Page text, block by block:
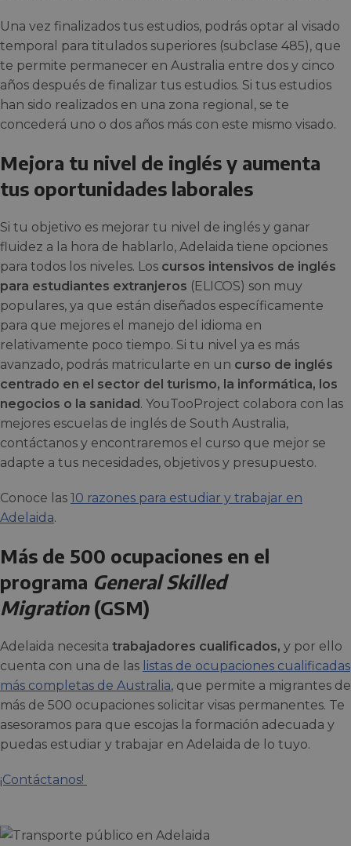
Una vez finalizados tus estudios, podrás optar al visado
temporal para titulados superiores (subclase 485), que
te permite permanecer en Australia entre dos y cinco
años después de finalizar tus estudios. Si tus estudios
han sido realizados en una zona regional, se te
concederá uno o dos años más con este mismo visado.
Mejora tu nivel de inglés y aumenta
tus oportunidades laborales
Si tu objetivo es mejorar tu nivel de inglés y ganar
fluidez a la hora de hablarlo, Adelaida tiene opciones
para todos los niveles. Los cursos intensivos de inglés
para estudiantes extranjeros (ELICOS) son muy
populares, ya que están diseñados específicamente
para que mejores el manejo del idioma en
relativamente poco tiempo. Si tu nivel ya es más
avanzado, podrás matricularte en un curso de inglés
centrado en el sector del turismo, la informática, los
negocios o la sanidad. YouTooProject colabora con las
mejores escuelas de inglés de South Australia,
contáctanos y encontraremos el curso que mejor se
adapte a tus necesidades, objetivos y presupuesto.
Conoce las 10 razones para estudiar y trabajar en
Adelaida.
Más de 500 ocupaciones en el
programa General Skilled
Migration(GSM)
Adelaida necesita trabajadores cualificados, y por ello
cuenta con una de las listas de ocupaciones cualificadas
más completas de Australia, que permite a migrantes de
más de 500 ocupaciones solicitar visas permanentes. Te
asesoramos para que escojas la formación adecuada y
puedas estudiar y trabajar en Adelaida de lo tuyo.
¡Contáctanos!